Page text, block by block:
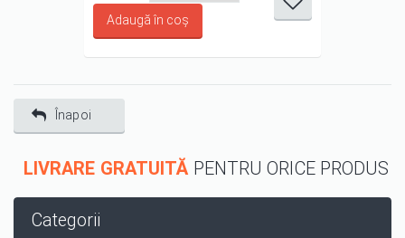
1/5 3/54/55/5
Înapoi
LIVRARE GRATUITĂ PENTRU ORICE PRODUS
Categorii